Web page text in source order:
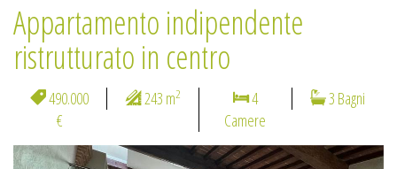
Appartamento indipendente
ristrutturato in centro
490.000
€
243 m2
4
Camere
3 Bagni
Previous Next